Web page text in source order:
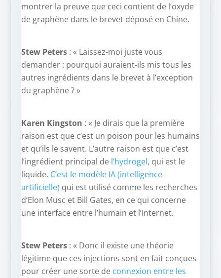
montrer la preuve que ceci contient de l’oxyde
de graphène dans le brevet déposé en Chine.
Stew Peters: « Laissez-moi juste vous
demander : pourquoi auraient-ils mis tous les
autres ingrédients dans le brevet à l’exception
du graphène ? »
Karen Kingston : « Je dirais que la première
raison est que c’est un poison pour les humains
et qu’ils le savent. L’autre raison est que c’est
l’ingrédient principal de l’hydrogel, qui est le
liquide. C’est le modèle IA (intelligence
artificielle) qui est utilisé comme les recherches
d’Elon Musc et Bill Gates, en ce qui concerne
une interface entre l’humain et l’Internet.
Stew Peters: « Donc il existe une théorie
légitime que ces injections sont en fait conçues
pour créer une sorte de connexion entre les